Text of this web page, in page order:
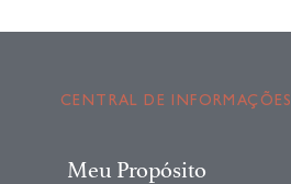
CENTRAL DE INFORMAÇÕES
Meu Propósito